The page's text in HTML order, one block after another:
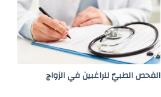
ا
ل
ب
الفحص الطبيّ للراغبين في الزواج